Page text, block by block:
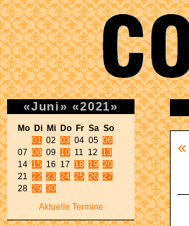
«Juni » «2021»
Mo Di Mi Do Fr Sa So
01
02 03 04 05 06
07 08 09 10 11 12 13
14 15 16 17 18 19 20
21 22 23 24 25 26 27
28 29 30
Aktuelle Termine
«